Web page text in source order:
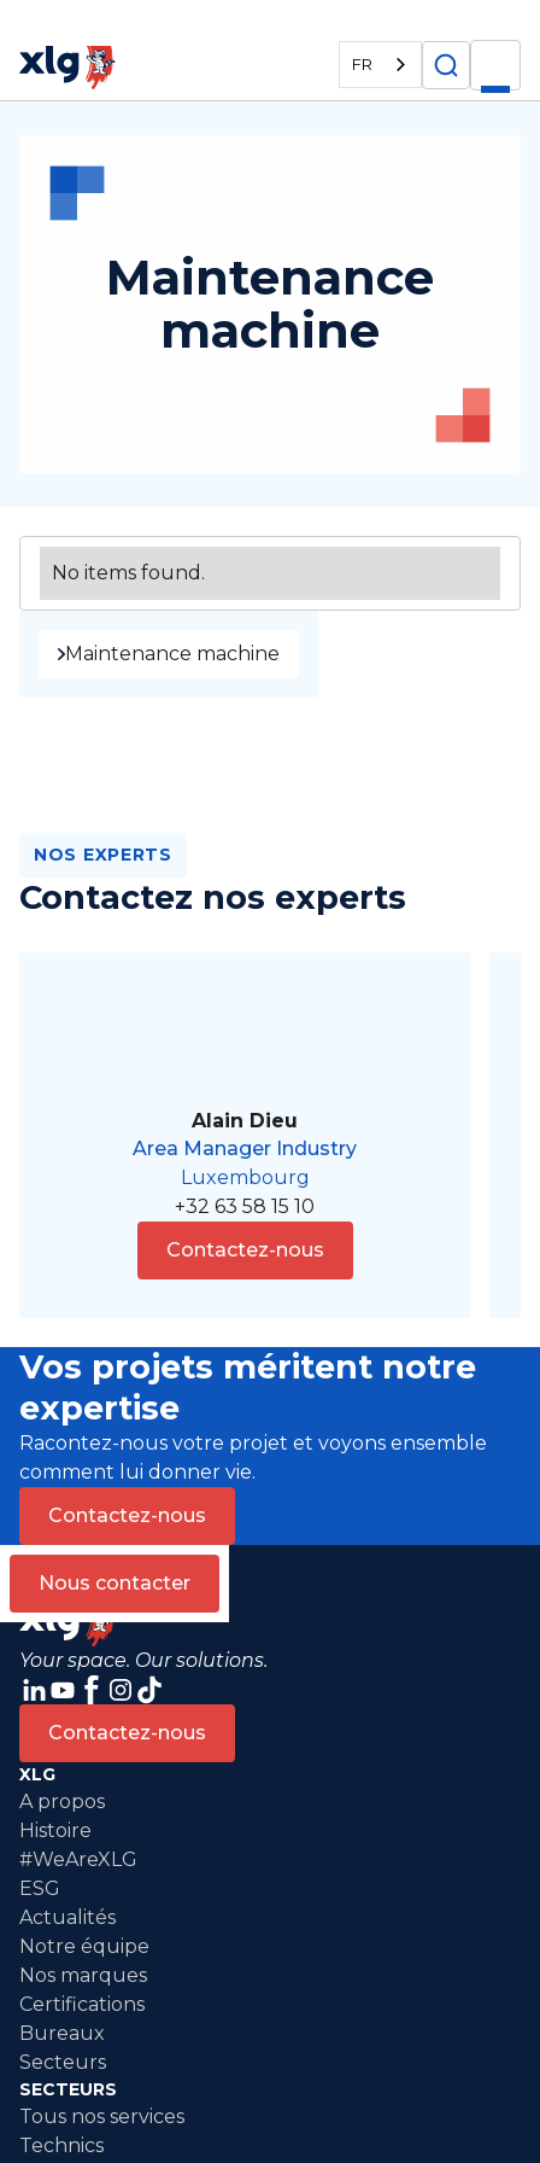
FR
Maintenance
machine
No items found.
Maintenance machine
NOS EXPERTS
Contactez nos experts
Alain Dieu
Area Manager Industry
Luxembourg
+32 63 58 15 10
Contactez-nous
Vos projets méritent notre
expertise
Racontez-nous votre projet et voyons ensemble
comment lui donner vie.
Contactez-nous
Nous contacter
Your space. Our solutions.
Contactez-nous
XLG
A propos
Histoire
#WeAreXLG
ESG
Actualités
Notre équipe
Nos marques
Certifications
Bureaux
Secteurs
SECTEURS
Tous nos services
Technics